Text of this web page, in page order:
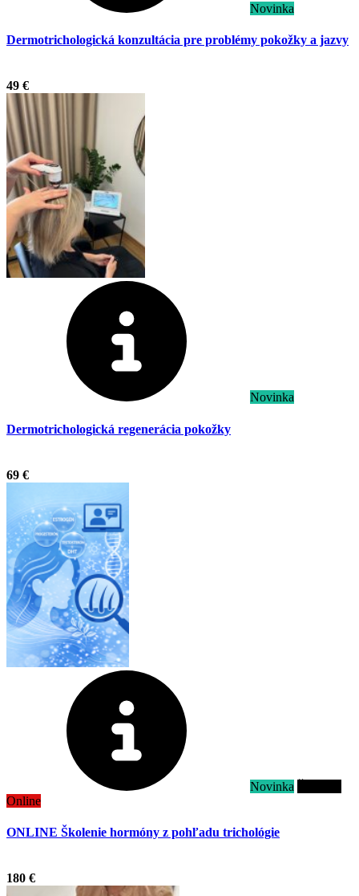
Novinka
Dermotrichologická konzultácia pre problémy pokožky a jazvy
49 €
Novinka
Dermotrichologická regenerácia pokožky
69 €
Novinka
Online
ONLINE Školenie hormóny z pohľadu trichológie
180 €